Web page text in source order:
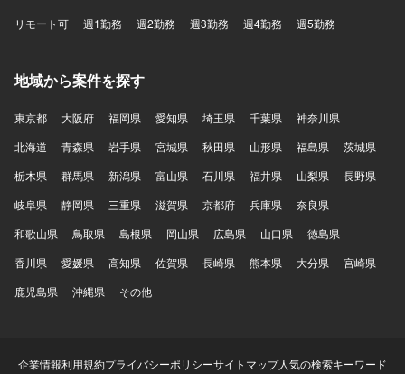
リモート可 週1勤務 週2勤務 週3勤務 週4勤務 週5勤務
地域から案件を探す
東京都 大阪府 福岡県 愛知県 埼玉県 千葉県
神奈川県
北海道
青森県 岩手県 宮城県 秋田県 山形県 福島県
茨城県
栃木県
群馬県 新潟県 富山県 石川県 福井県 山梨県
長野県
岐阜県
静岡県 三重県 滋賀県 京都府 兵庫県
奈良県
和歌山県
鳥取県 島根県 岡山県 広島県 山口県
徳島県
香川県
愛媛県 高知県 佐賀県 長崎県 熊本県 大分県
宮崎県
鹿児島県
沖縄県 その他
企業情報利用規約プライバシーポリシーサイトマップ人気の検索キーワード